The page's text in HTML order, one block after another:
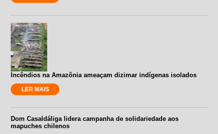
Incêndios na Amazônia ameaçam dizimar indígenas isolados
LER MAIS
Dom Casaldáliga lidera campanha de solidariedade aos
mapuches chilenos